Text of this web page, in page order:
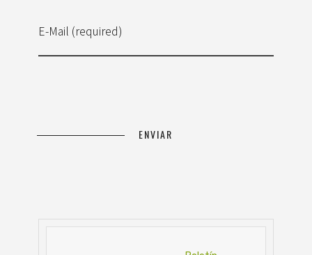
E-Mail (required)